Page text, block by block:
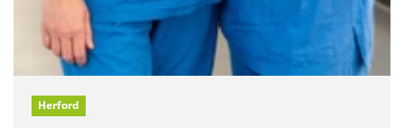
Herford